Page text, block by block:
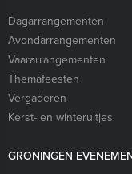
Dagarrangementen
Avondarrangementen
Vaararrangementen
Themafeesten
Vergaderen
Kerst- en winteruitjes
GRONINGEN